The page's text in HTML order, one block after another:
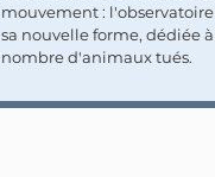
mouvement :
sa nouvelle forme, dédiée
nombre d'animaux tués.